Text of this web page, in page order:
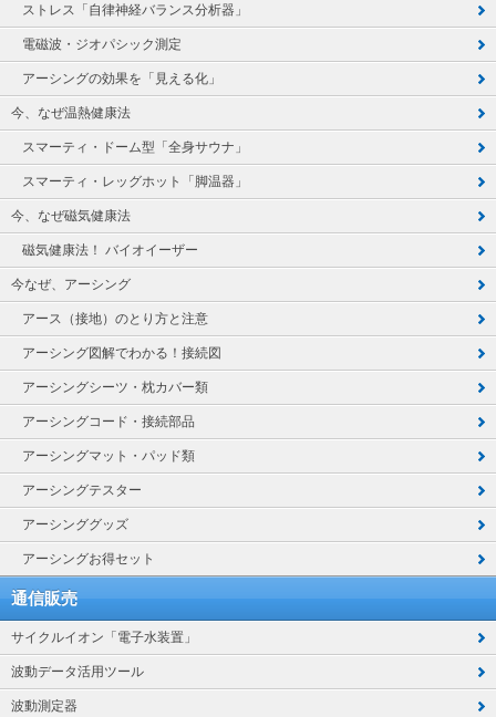
ストレス「自律神経バランス分析器」
電磁波・ジオパシック測定
アーシングの効果を「見える化」
今、なぜ温熱健康法
スマーティ・ドーム型「全身サウナ」
スマーティ・レッグホット「脚温器」
今、なぜ磁気健康法
磁気健康法！ バイオイーザー
今なぜ、アーシング
アース（接地）のとり方と注意
アーシング図解でわかる！接続図
アーシングシーツ・枕カバー類
アーシングコード・接続部品
アーシングマット・パッド類
アーシングテスター
アーシンググッズ
アーシングお得セット
通信販売
サイクルイオン「電子水装置」
波動データ活用ツール
波動測定器